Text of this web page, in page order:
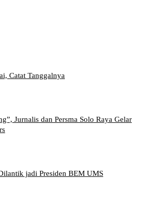
Catat Tanggalnya
Jurnalis dan Persma Solo Raya Gelar
jadi Presiden BEM UMS